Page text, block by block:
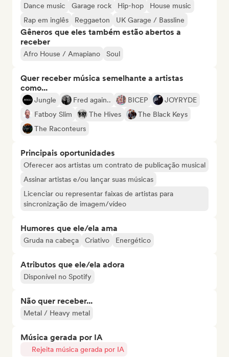
Dance music Garage rock Hip-hop
House music
Rap em inglês
Reggaeton UK Garage / Bassline
Gêneros que eles também estão abertos a
receber
Afro House / Amapiano Soul
Quer receber música semelhante a artistas
como...
Jungle Fred again.. BICEP
JOYRYDE
Fatboy Slim
The Hives
The Black Keys
The Raconteurs
Principais oportunidades
Oferecer aos artistas um contrato de publicação musical
Assinar artistas e/ou lançar suas músicas
Licenciar ou representar faixas de artistas para
sincronização de imagem/vídeo
Humores que ele/ela ama
Gruda na cabeça Criativo Energético
Atributos que ele/ela adora
Disponível no Spotify
Não quer receber...
Metal / Heavy metal
Música gerada por IA
Rejeita música gerada por IA